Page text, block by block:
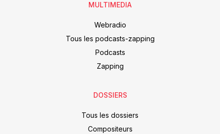
MULTIMEDIA
Webradio
Tous les podcasts-zapping
Podcasts
Zapping
DOSSIERS
Tous les dossiers
Compositeurs